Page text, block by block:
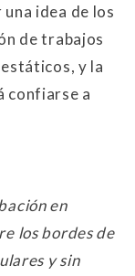
idea de los
de trabajos
y la
confiarse a
en
los bordes de
y sin